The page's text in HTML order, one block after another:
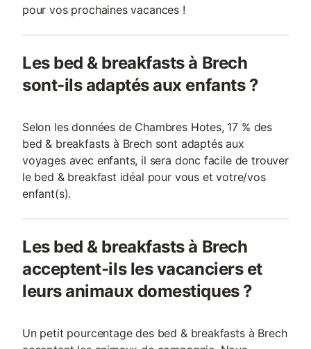
pour vos prochaines vacances !
Les bed & breakfasts à Brech
sont-ils adaptés aux enfants ?
Selon les données de Chambres Hotes, 17 % des
bed & breakfasts à Brech sont adaptés aux
voyages avec enfants, il sera donc facile de trouver
le bed & breakfast idéal pour vous et votre/vos
enfant(s).
Les bed & breakfasts à Brech
acceptent-ils les vacanciers et
leurs animaux domestiques ?
Un petit pourcentage des bed & breakfasts à Brech